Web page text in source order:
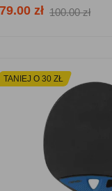
79.00 zł 100.00 zł
TANIEJ O 30 ZŁ